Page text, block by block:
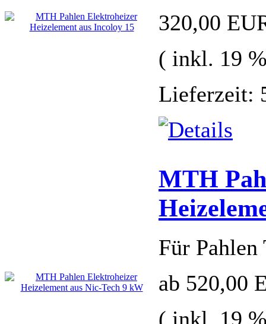
320,00
( inkl. 19
Lieferzeit:
MTH
Für
ab 520,00
( inkl. 19